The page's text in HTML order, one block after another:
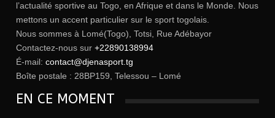
l’actualité sportive au Togo, en Afrique et dans le Monde. Nous
mettons un accent particulier sur le sport togolais.
Nous sommes à Lomé(Togo), Totsi, Rue Adébayor
Contactez-nous sur +22890138994
É-mail: contact@djenasport.tg
Boîte postale : 28BP159, Telessou – Lomé
EN CE MOMENT